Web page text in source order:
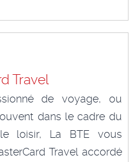
Travel
de voyage, ou
dans le cadre du
loisir, La BTE vous
Travel accordé